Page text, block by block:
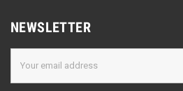
NEWSLETTER